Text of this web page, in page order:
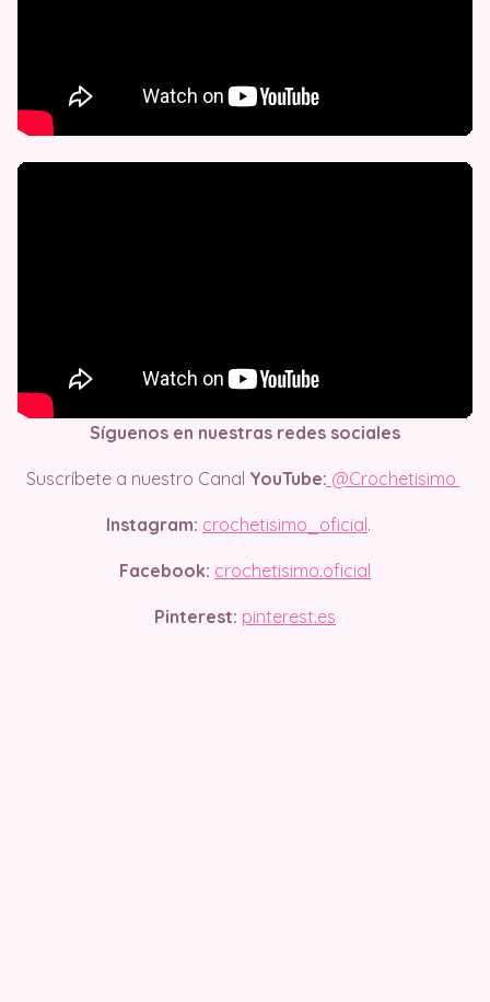
Síguenos en nuestras redes sociales
Suscríbete a nuestro Canal YouTube: @Crochetisimo
Instagram: crochetisimo_oficial .
Facebook: crochetisimo.oficial
Pinterest: pinterest.es